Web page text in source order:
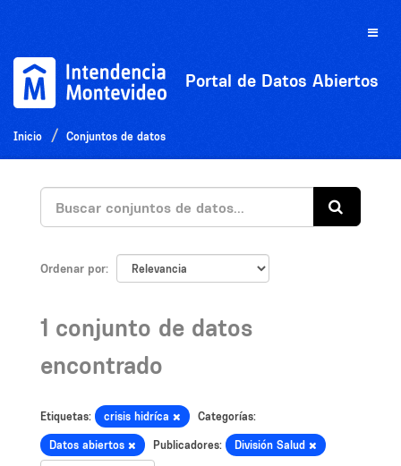
Toggle
Portal de Datos Abiertos
Inicio Conjuntos de datos
Ordenar por
1 conjunto de datos
encontrado
Etiquetas: crisis hidríca Categorías:
Datos abiertos Publicadores: División Salud